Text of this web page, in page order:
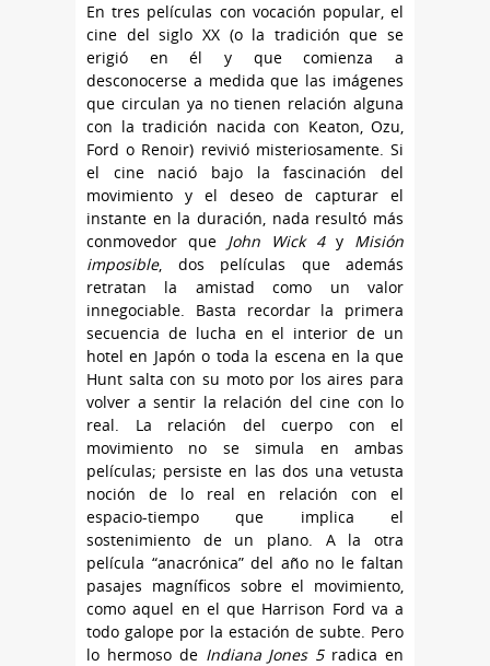
En tres películas con vocación popular, el
cine del siglo XX (o la tradición que se
erigió en él y que comienza a
desconocerse a medida que las imágenes
que circulan ya no tienen relación alguna
con la tradición nacida con Keaton, Ozu,
Ford o Renoir) revivió misteriosamente. Si
el cine nació bajo la fascinación del
movimiento y el deseo de capturar el
instante en la duración, nada resultó más
conmovedor que John Wick 4y Misión
imposible, dos películas que además
retratan la amistad como un valor
innegociable. Basta recordar la primera
secuencia de lucha en el interior de un
hotel en Japón o toda la escena en la que
Hunt salta con su moto por los aires para
volver a sentir la relación del cine con lo
real. La relación del cuerpo con el
movimiento no se simula en ambas
películas; persiste en las dos una vetusta
noción de lo real en relación con el
espacio-tiempo que implica el
sostenimiento de un plano. A la otra
película “anacrónica” del año no le faltan
pasajes magníficos sobre el movimiento,
como aquel en el que Harrison Ford va a
todo galope por la estación de subte. Pero
lo hermoso de Indiana Jones 5radica en